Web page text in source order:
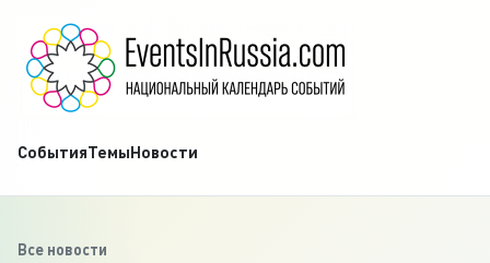
СобытияТемыНовости
Все новости